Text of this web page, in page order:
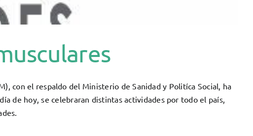
con el respaldo del Ministerio de Sanidad y Politíca Social, ha
de hoy, se celebraran distintas actividades por todo el país,